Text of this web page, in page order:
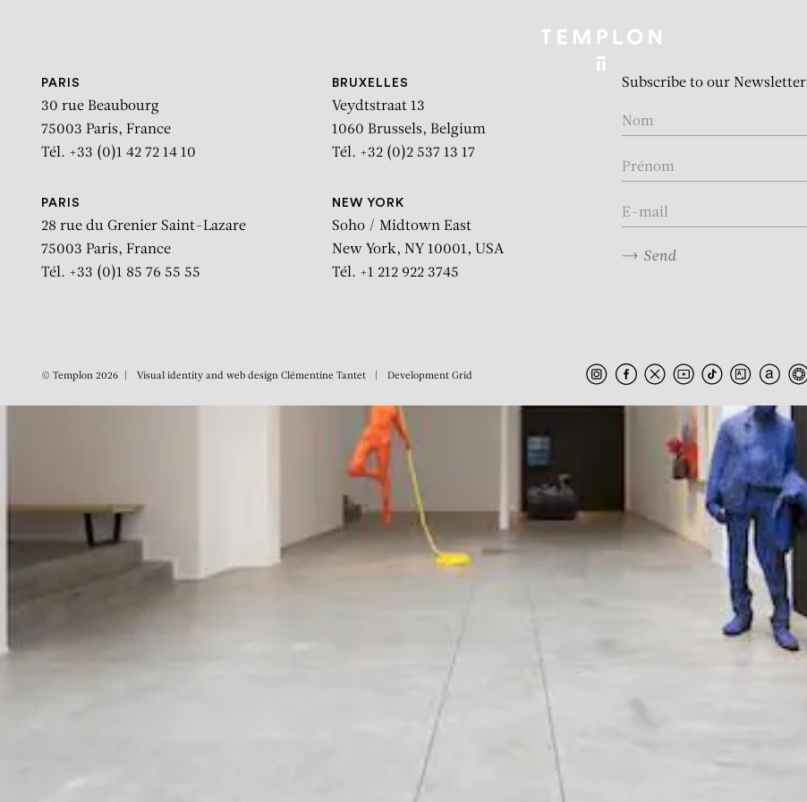
PARIS
30 rue Beaubourg
75003 Paris, France
Tél. +33 (0)1 42 72 14 10
BRUXELLES
Veydtstraat 13
1060 Brussels, Belgium
Tél. +32 (0)2 537 13 17
PARIS
28 rue du Grenier Saint-Lazare
75003 Paris, France
Tél. +33 (0)1 85 76 55 55
NEW YORK
Soho / Midtown East
New York, NY 10001, USA
Tél. +1 212 922 3745
Subscribe to our Newsletter
Send
© Templon 2026 Visual identity and web design Clémentine Tantet Development Grid